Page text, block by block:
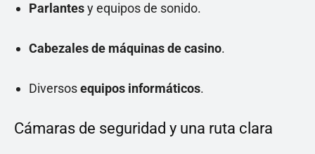
Parlantesy equipos de sonido.
Cabezales de máquinas de casino.
Diversosequipos informáticos.
Cámaras de seguridad y una ruta clara